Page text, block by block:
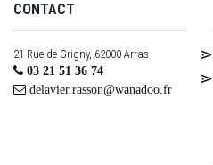
CONTACT
21 Rue de Grigny, 62000 Arras
03 21 51 36 74
delavier.rasson@wanadoo.fr